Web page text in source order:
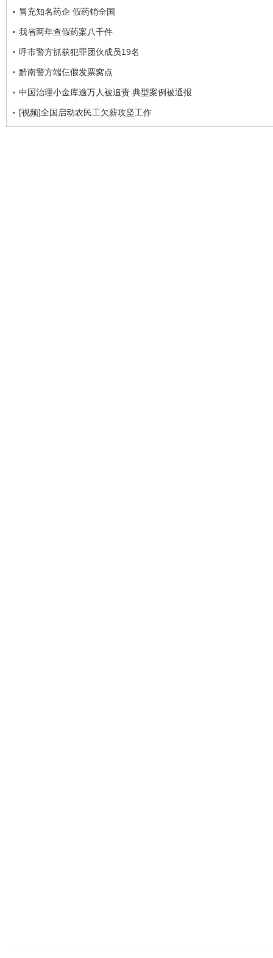
冒充知名药企 假药销全国
我省两年查假药案八千件
呼市警方抓获犯罪团伙成员19名
黔南警方端仨假发票窝点
中国治理小金库逾万人被追责 典型案例被通报
[视频]全国启动农民工欠薪攻坚工作